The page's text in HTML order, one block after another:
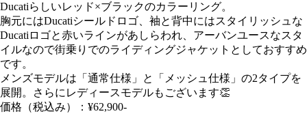
​Ducatiらしいレッド×ブラックのカラーリング。
胸元にはDucatiシールドロゴ、袖と背中にはスタイリッシュな
Ducatiロゴと赤いラインがあしらわれ、アーバンユースなスタ
イルなので街乗りでのライディングジャケットとしておすすめ
です。
メンズモデルは「通常仕様」と「メッシュ仕様」の2タイプを
展開。さらにレディースモデルもございます👏
価格（税込み）：¥62,900-